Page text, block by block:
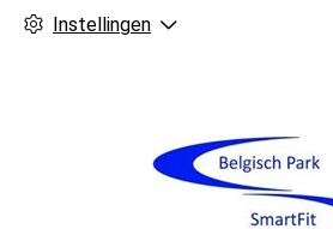
Instellingen